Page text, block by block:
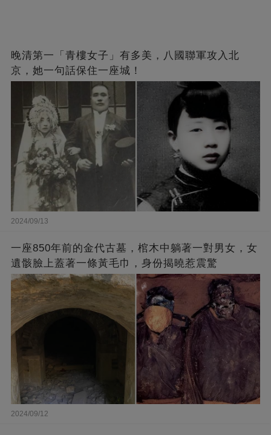
晚清第一「青樓女子」有多美，八國聯軍攻入北
京，她一句話保住一座城！
2024/09/13
一座850年前的金代古墓，棺木中躺著一對男女，女
遺骸臉上蓋著一條黃毛巾，身份揭曉惹震驚
2024/09/12